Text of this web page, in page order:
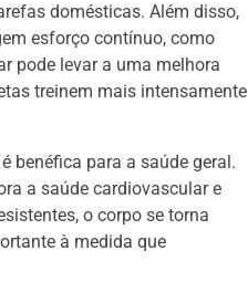
domésticas. Além disso,
esforço contínuo, como
pode levar a uma melhora
treinem mais intensamente
benéfica para a saúde geral.
a saúde cardiovascular e
o corpo se torna
à medida que